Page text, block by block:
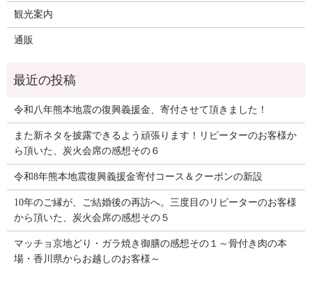
観光案内
通販
令和八年熊本地震の復興義援金、寄付させて頂きました！
また新ネタを披露できるよう頑張ります！リピーターのお客様か
ら頂いた、炭火会席の感想その６
令和8年熊本地震復興義援金寄付コース＆クーポンの新設
10年のご縁が、ご結婚後の再訪へ。三度目のリピーターのお客様
から頂いた、炭火会席の感想その５
マッチョ京地どり・ガラ焼き御膳の感想その１～骨付き肉の本
場・香川県からお越しのお客様～